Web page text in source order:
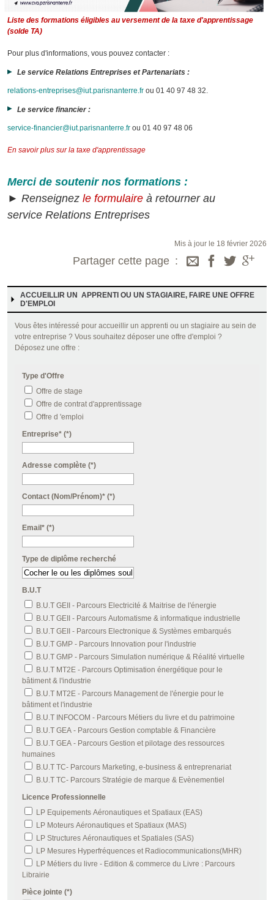
Liste des formations éligibles au versement de la taxe d'apprentissage
(solde TA)
Pour plus d'informations, vous pouvez contacter :
Le service Relations Entreprises et Partenariats :
relations-entreprises@iut.parisnanterre.fr ou 01 40 97 48 32.
Le service financier :
service-financier@iut.parisnanterre.fr ou 01 40 97 48 06
En savoir plus sur la taxe d'apprentissage
Merci de soutenir nos formations :
► Renseignez le formulaire à retourner au
service Relations Entreprises
Mis à jour le 18 février 2026
Partager cette page
ACCUEILLIR UN APPRENTI OU UN STAGIAIRE, FAIRE UNE OFFRE
D'EMPLOI
Vous êtes intéressé pour accueillir un apprenti ou un stagiaire au sein de
votre entreprise ? Vous souhaitez déposer une offre d'emploi ?
Déposez une offre :
Type d'Offre
Offre de stage
Offre de contrat d'apprentissage
Offre d 'emploi
Entreprise* (*)
Adresse complète (*)
Contact (Nom/Prénom)* (*)
Email* (*)
Type de diplôme recherché
B.U.T
B.U.T GEII - Parcours Electricité & Maitrise de l'énergie
B.U.T GEII - Parcours Automatisme & informatique industrielle
B.U.T GEII - Parcours Electronique & Systèmes embarqués
B.U.T GMP - Parcours Innovation pour l'industrie
B.U.T GMP - Parcours Simulation numérique & Réalité virtuelle
B.U.T MT2E - Parcours Optimisation énergétique pour le
bâtiment & l'industrie
B.U.T MT2E - Parcours Management de l'énergie pour le
bâtiment et l'industrie
B.U.T INFOCOM - Parcours Métiers du livre et du patrimoine
B.U.T GEA - Parcours Gestion comptable & Financière
B.U.T GEA - Parcours Gestion et pilotage des ressources
humaines
B.U.T TC- Parcours Marketing, e-business & entreprenariat
B.U.T TC- Parcours Stratégie de marque & Evènementiel
Licence Professionnelle
LP Equipements Aéronautiques et Spatiaux (EAS)
LP Moteurs Aéronautiques et Spatiaux (MAS)
LP Structures Aéronautiques et Spatiales (SAS)
LP Mesures Hyperfréquences et Radiocommunications(MHR)
LP Métiers du livre - Edition & commerce du Livre : Parcours
Librairie
Pièce jointe (*)